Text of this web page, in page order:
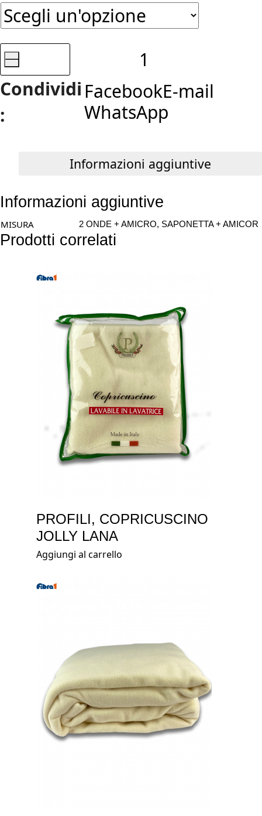
era:
è:
SIRIO,
GUANCIALE
OCEANO
-
Condividi
:
FacebookE-mail
WhatsApp
Informazioni aggiuntive
Informazioni aggiuntive
MISURA 2 ONDE + AMICRO, SAPONETTA + AMICOR
Prodotti correlati
PROFILI, COPRICUSCINO
JOLLY LANA
Aggiungi al carrello